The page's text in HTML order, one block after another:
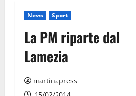
News Sport
La PM riparte dal
Lamezia
martinapress